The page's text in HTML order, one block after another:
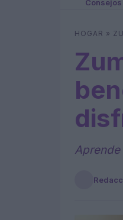
HOGAR »